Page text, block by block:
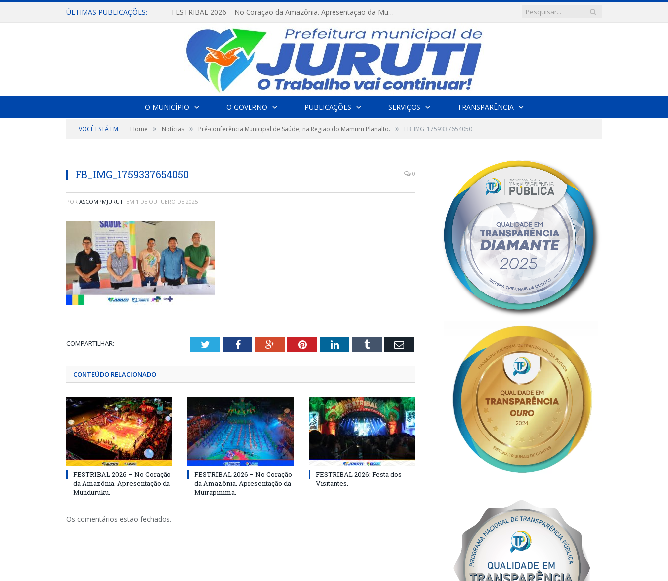
ÚLTIMAS PUBLICAÇÕES: FESTRIBAL 2026 – No Coração da Amazônia. Apresentação da Munduruku.
O MUNICÍPIO O GOVERNO PUBLICAÇÕES SERVIÇOS TRANSPARÊNCIA
VOCÊ ESTÁ EM: Home » Notícias » Pré-conferência Municipal de Saúde, na Região do Mamuru Planalto. » FB_IMG_1759337654050
FB_IMG_1759337654050 0
POR ASCOMPMJURUTI EM 1 DE OUTUBRO DE 2025
COMPARTILHAR: TwitterFacebookGoogle+PinterestLinkedInTumblr Email
CONTEÚDO RELACIONADO
FESTRIBAL 2026 – No Coração
da Amazônia. Apresentação da
Munduruku.
FESTRIBAL 2026 – No Coração
da Amazônia. Apresentação da
Muirapinima.
FESTRIBAL 2026: Festa dos
Visitantes.
Os comentários estão fechados.